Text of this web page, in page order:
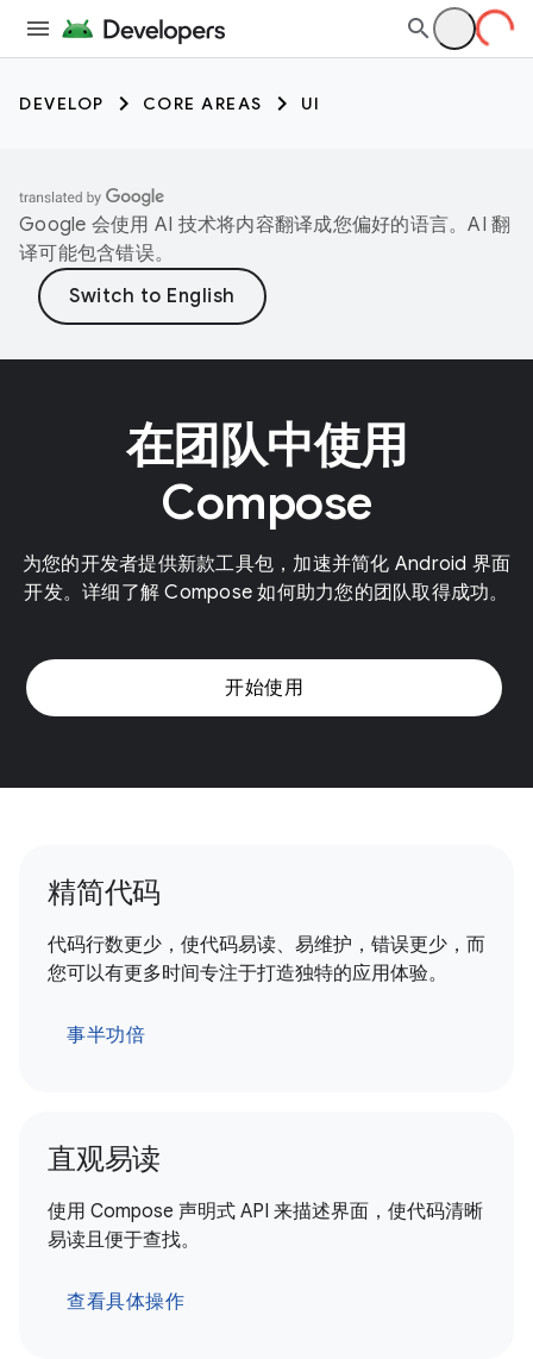
DEVELOP CORE AREAS UI
Google 会使用 AI 技术将内容翻译成您偏好的语言。AI 翻
译可能包含错误。
在团队中使用
Compose
为您的开发者提供新款工具包，加速并简化 Android 界面
开发。详细了解 Compose 如何助力您的团队取得成功。
开始使用
精简代码
代码行数更少，使代码易读、易维护，错误更少，而
您可以有更多时间专注于打造独特的应用体验。
事半功倍
直观易读
使用 Compose 声明式 API 来描述界面，使代码清晰
易读且便于查找。
查看具体操作